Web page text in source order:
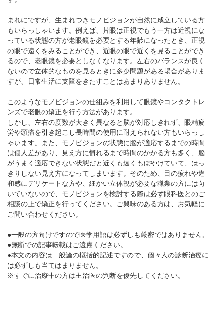
まれにですが、生まれつきモノビジョンが自然に成立している方
もいらっしゃいます。例えば、片眼は正視でもう一方は近視にな
っている状態の方が老眼鏡を必要とする年齢になったとき、正視
の眼で遠くをみることができ、近眼の眼で近くを見ることができ
るので、老眼鏡を必要としなくなります。左右のバランスが良く
ないので立体的なものを見るときに多少問題がある場合がありま
すが、日常生活に支障をきたすことはあまりありません。
このようなモノビジョンの仕組みを利用して眼鏡やコンタクトレ
ンズで老眼の矯正を行う方法があります。
しかし、左右の度数が大きく異なると脳が対応しきれず、眼精疲
労や頭痛を引き起こし長時間の使用に耐えられない方もいらっし
ゃいます。また、モノビジョンの状態に脳が適応するまでの時間
は個人差があり、見え方に慣れるまで時間のかかる方も多く、脳
がうまく適応できない状態だと近くも遠くもぼやけていて、はっ
きりしない見え方になってしまいます。そのため、目の疲れや違
和感にデリケートな方や、細かい立体視が必要な職業の方には向
いていないので、モノビジョンを検討する際は必ず眼科医とのご
相談の上で矯正を行ってください。ご興味のある方は、お気軽に
ご問い合わせください。
●一般の方向けですので医学用語は必ずしも厳密ではありません。
●無断での記事転載はご遠慮ください。
●本文の内容は一般論の概括的記述ですので、個々人の診断治療に
は必ずしも当てはまりません。
※すでに治療中の方は主治医の判断を優先してください。